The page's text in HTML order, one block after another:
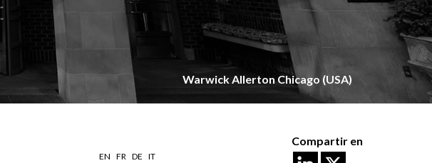
Warwick Allerton Chicago (USA)
EN FR DE IT
Compartir en